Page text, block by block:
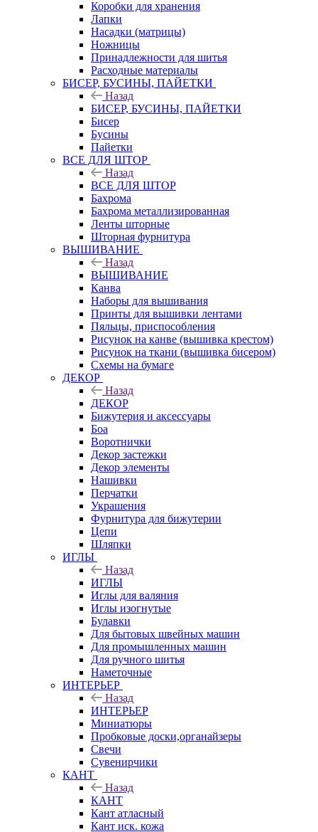
Коробки для хранения
Лапки
Насадки (матрицы)
Ножницы
Принадлежности для шитья
Расходные материалы
БИСЕР, БУСИНЫ, ПАЙЕТКИ
Назад
БИСЕР, БУСИНЫ, ПАЙЕТКИ
Бисер
Бусины
Пайетки
ВСЕ ДЛЯ ШТОР
Назад
ВСЕ ДЛЯ ШТОР
Бахрома
Бахрома металлизированная
Ленты шторные
Шторная фурнитура
ВЫШИВАНИЕ
Назад
ВЫШИВАНИЕ
Канва
Наборы для вышивания
Принты для вышивки лентами
Пяльцы, приспособления
Рисунок на канве (вышивка крестом)
Рисунок на ткани (вышивка бисером)
Схемы на бумаге
ДЕКОР
Назад
ДЕКОР
Бижутерия и аксессуары
Боа
Воротнички
Декор застежки
Декор элементы
Нашивки
Перчатки
Украшения
Фурнитура для бижутерии
Цепи
Шляпки
ИГЛЫ
Назад
ИГЛЫ
Иглы для валяния
Иглы изогнутые
Булавки
Для бытовых швейных машин
Для промышленных машин
Для ручного шитья
Наметочные
ИНТЕРЬЕР
Назад
ИНТЕРЬЕР
Миниатюры
Пробковые доски,органайзеры
Свечи
Сувенирчики
КАНТ
Назад
КАНТ
Кант атласный
Кант иск. кожа